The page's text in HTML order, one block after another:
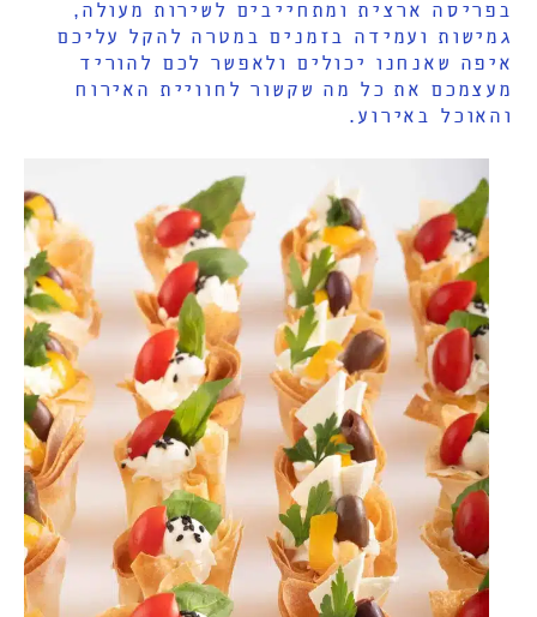
בפריסה ארצית ומתחייבים לשירות מעולה,
גמישות ועמידה בזמנים במטרה להקל עליכם
איפה שאנחנו יכולים ולאפשר לכם להוריד
מעצמכם את כל מה שקשור לחוויית האירוח
והאוכל באירוע.